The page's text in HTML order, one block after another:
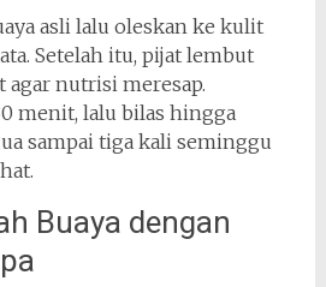
asli lalu oleskan ke kulit
Setelah itu, pijat lembut
agar nutrisi meresap.
menit, lalu bilas hingga
sampai tiga kali seminggu
Buaya dengan